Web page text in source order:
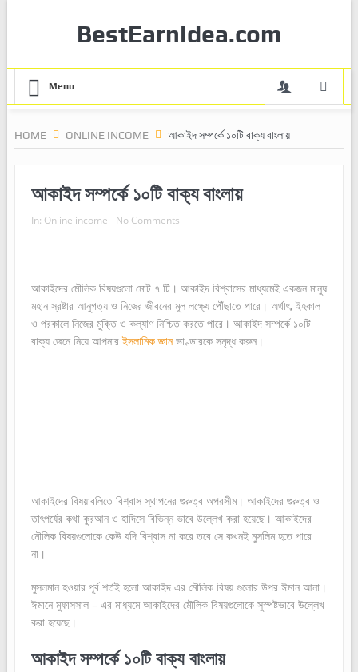
BestEarnIdea.com
Menu
HOME ONLINE INCOME আকাইদ সম্পর্কে ১০টি বাক্য বাংলায়
আকাইদ সম্পর্কে ১০টি বাক্য বাংলায়
In: Online income No Comments
আকাইদের মৌলিক বিষয়গুলো মোট ৭ টি। আকাইদ বিশ্বাসের মাধ্যমেই একজন মানুষ
মহান স্রষ্টার আনুগত্য ও নিজের জীবনের মূল লক্ষ্যে পৌঁছাতে পারে। অর্থাৎ, ইহকাল
ও পরকালে নিজের মুক্তি ও কল্যাণ নিশ্চিত করতে পারে। আকাইদ সম্পর্কে ১০টি
বাক্য জেনে নিয়ে আপনারইসলামিক জ্ঞানভাণ্ডারকে সমৃদ্ধ করুন।
আকাইদের বিষয়াবলিতে বিশ্বাস স্থাপনের গুরুত্ব অপরসীম। আকাইদের গুরুত্ব ও
তাৎপর্যের কথা কুরআন ও হাদিসে বিভিন্ন ভাবে উল্লেখ করা হয়েছে। আকাইদের
মৌলিক বিষয়গুলোকে কেউ যদি বিশ্বাস না করে তবে সে কখনই মুসলিম হতে পারে
না।
মুসলমান হওয়ার পূর্ব শর্তই হলো আকাইদ এর মৌলিক বিষয় গুলোর উপর ঈমান আনা।
ঈমানে মুফাসসাল – এর মাধ্যমে আকাইদের মৌলিক বিষয়গুলোকে সুস্পষ্টভাবে উল্লেখ
করা হয়েছে।
আকাইদ সম্পর্কে ১০টি বাক্য বাংলায়